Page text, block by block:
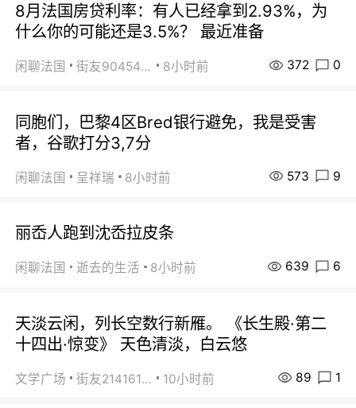
8月法国房贷利率：有人已经拿到2.93%，为
什么你的可能还是3.5%？ 最近准备
闲聊法国 街友90454511 8小时前 372 0
同胞们，巴黎4区Bred银行避免，我是受害
者，谷歌打分3,7分
闲聊法国 呈祥瑞 8小时前 573 9
丽岙人跑到沈岙拉皮条
闲聊法国 逝去的生活 8小时前 639 6
天淡云闲，列长空数行新雁。 《长生殿·第二
十四出·惊变》 天色清淡，白云悠
文学广场 街友21416156 10小时前 89 1